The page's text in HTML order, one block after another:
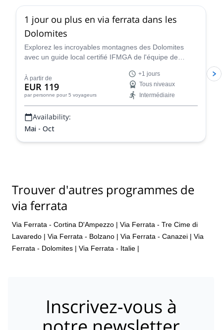
1 jour ou plus en via ferrata dans les
Dolomites
Explorez les incroyables montagnes des Dolomites
avec un guide local certifié IFMGA de l'équipe de
via ferrata d'un jour ou plus.
À partir de
EUR 119
par personne pour 5 voyageurs
+1 jours
Tous niveaux
Intermédiaire
Availability:
Mai - Oct
Trouver d'autres programmes de
via ferrata
Via Ferrata - Cortina D'Ampezzo | Via Ferrata - Tre Cime di
Lavaredo | Via Ferrata - Bolzano | Via Ferrata - Canazei | Via
Ferrata - Dolomites | Via Ferrata - Italie |
Inscrivez-vous à